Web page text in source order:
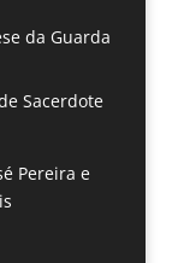
da Guarda
Sacerdote
Pereira e